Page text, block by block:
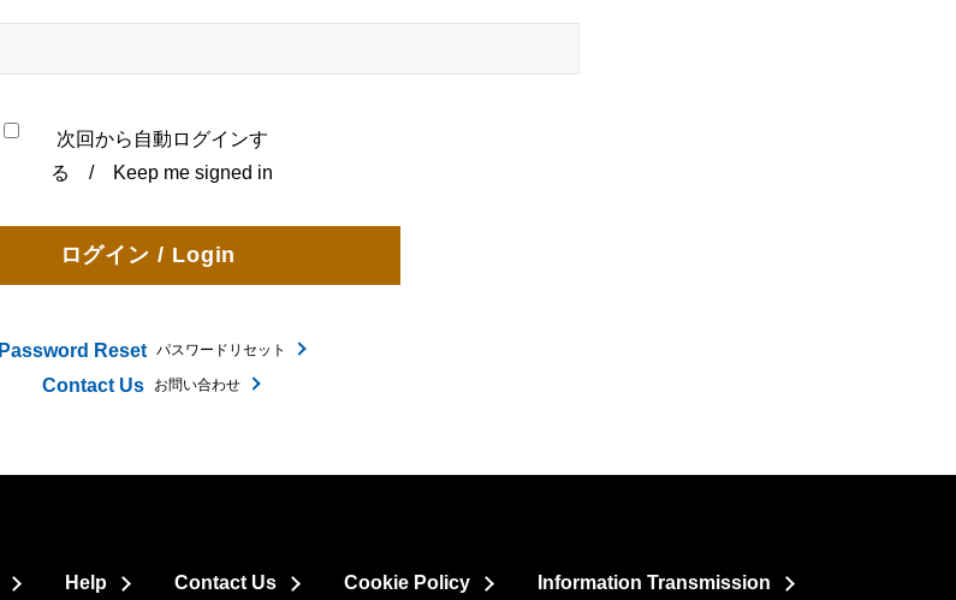
次回から自動ログインす
る / Keep me signed in
Password Reset パスワードリセット
Contact Us お問い合わせ
Help Contact Us Cookie Policy Information Transmission